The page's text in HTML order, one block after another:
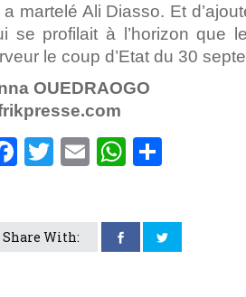
a martelé Ali Diasso. Et
se profilait à l’horizon que
le coup d’Etat du 30
OUEDRAOGO
Facebook
Twitter
Email
Share With: